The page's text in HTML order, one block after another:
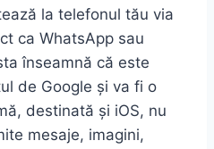
la telefonul tău via
ca WhatsApp sau
înseamnă că este
de Google și va fi o
destinată și iOS, nu
mesaje, imagini,